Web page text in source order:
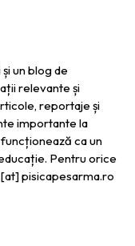
un blog de
relevante și
reportaje și
importante la
ca un
Pentru orice
pisicapesarma.ro